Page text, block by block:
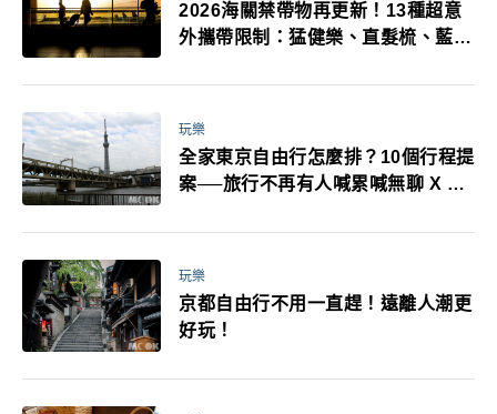
2026海關禁帶物再更新！13種超意
外攜帶限制：猛健樂、直髮梳、藍牙
萬！注意事項一次看！
玩樂
全家東京自由行怎麼排？10個行程提
案──旅行不再有人喊累喊無聊 X 爸
玩樂
京都自由行不用一直趕！遠離人潮更
好玩！